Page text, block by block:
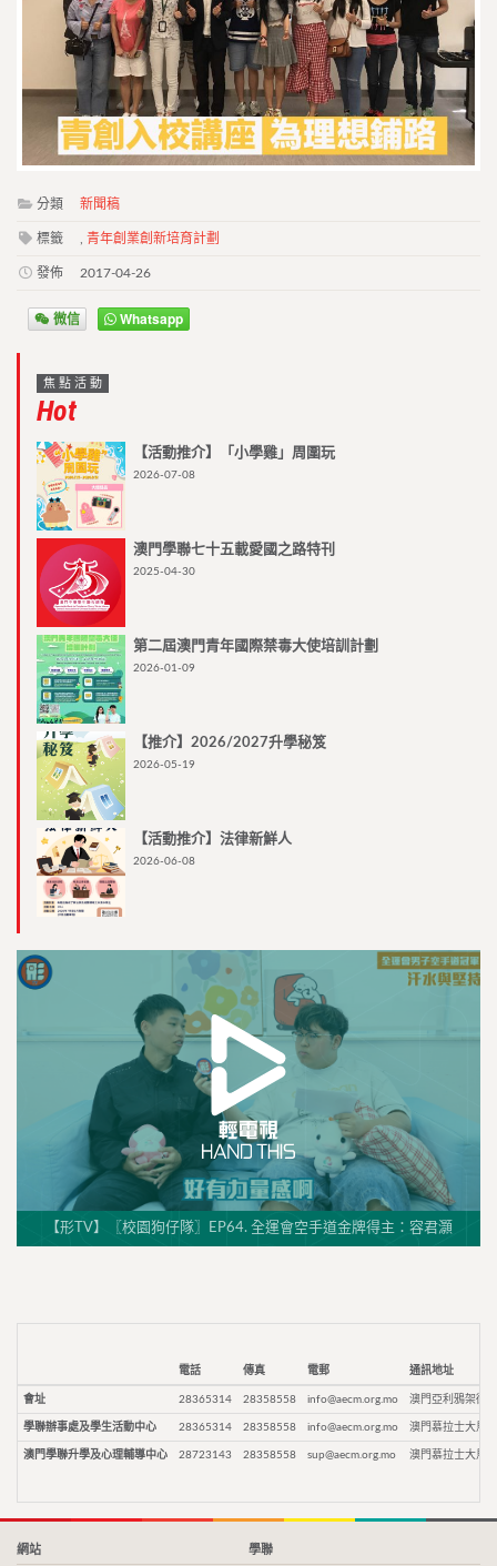
分類 新聞稿
標籤 青年創業創新培育計劃
發佈 2017-04-26
微信 Whatsapp
焦點活動
Hot
【活動推介】「小學雞」周圍玩
2026-07-08
澳門學聯七十五載愛國之路特刊
2025-04-30
第二屆澳門青年國際禁毒大使培訓計劃
2026-01-09
【推介】2026/2027升學秘笈
2026-05-19
【活動推介】法律新鮮人
2026-06-08
【形TV】〖校園狗仔隊〗EP64. 全運會空手道金牌得主：容君灝
電話 傳真 電郵 通訊地址
會址 28365314 28358558 info@aecm.org.mo 澳門亞利鴉架街9
學聯辦事處及學生活動中心 28365314 28358558 info@aecm.org.mo 澳門慕拉士大馬
澳門學聯升學及心理輔導中心 28723143 28358558 sup@aecm.org.mo 澳門慕拉士大馬
網站 學聯